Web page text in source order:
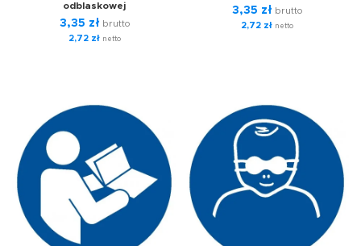
odblaskowej
3,35 zł brutto
2,72 złnetto
3,35 zł brutto
2,72 złnetto